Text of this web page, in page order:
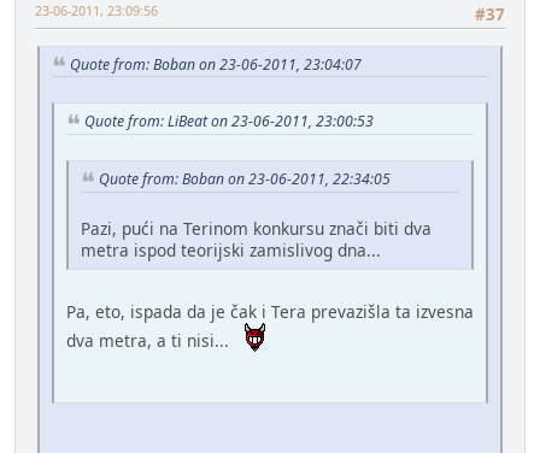
#37
23-06-2011, 23:09:56
Quote from: Boban on 23-06-2011, 23:04:07
Quote from: LiBeat on 23-06-2011, 23:00:53
Quote from: Boban on 23-06-2011, 22:34:05
Pazi, pući na Terinom konkursu znači biti dva
metra ispod teorijski zamislivog dna...
Pa, eto, ispada da je čak i Tera prevazišla ta izvesna
dva metra, a ti nisi...